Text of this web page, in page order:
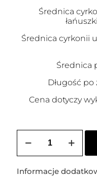
Średnica
Średnica cyrkonii
Średnica
Długość po
Cena dotyczy
Różaniec
Informacje